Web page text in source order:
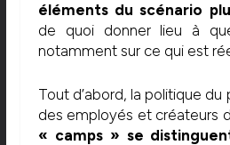
éléments du scénario
de quoi donner lieu à
notamment sur ce qui est
Tout d’abord, la politique du
des employés et créateurs
« camps » se